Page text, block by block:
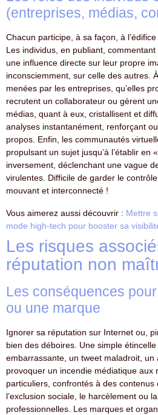
(entreprises, médias,
Chacun participe, à sa façon, à
Les individus, en publiant,
une influence directe sur leur propre
inconsciemment, sur celle des autres.
menées par les entreprises, qu’elles
recrutent un collaborateur ou gèrent
médias, quant à eux, cristallisent et
analyses instantanément, renforçant
propos. Enfin, les communautés
propulsant un sujet jusqu’à l’établir en
inversement, déclenchant une vague
virulentes. Difficile de garder le
mouvant et interconnecté !
Vous aimerez aussi découvrir : Mettre
mode high-tech pour booster sa
Les risques
réputation non
Les conséquences
ou une marque
Ignorer sa réputation sur Internet ou,
bien des déboires. Une simple
embarrassante, un tweet maladroit,
provoquer un incendie médiatique aux
particuliers, confrontés à des
l’exclusion sociale, le harcèlement ou
professionnelles. Les marques et